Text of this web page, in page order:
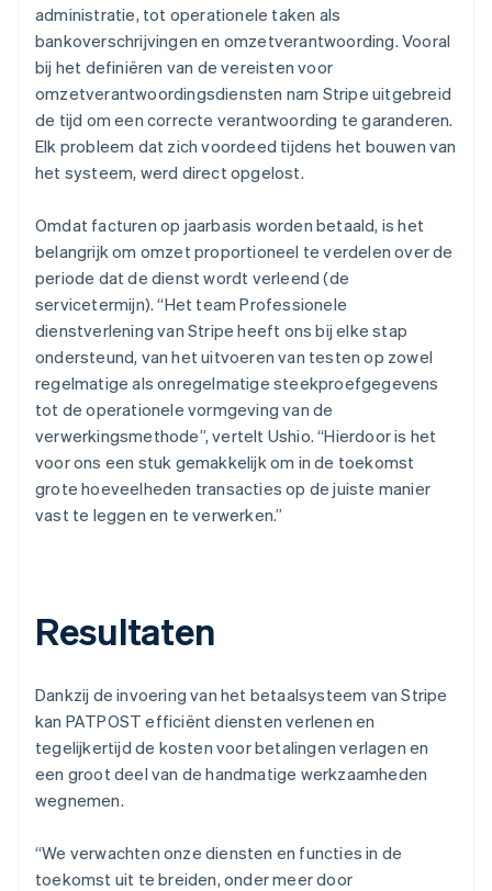
administratie, tot operationele taken als
bankoverschrijvingen en omzetverantwoording. Vooral
bij het definiëren van de vereisten voor
omzetverantwoordingsdiensten nam Stripe uitgebreid
de tijd om een correcte verantwoording te garanderen.
Elk probleem dat zich voordeed tijdens het bouwen van
het systeem, werd direct opgelost.
Omdat facturen op jaarbasis worden betaald, is het
belangrijk om omzet proportioneel te verdelen over de
periode dat de dienst wordt verleend (de
servicetermijn). “Het team Professionele
dienstverlening van Stripe heeft ons bij elke stap
ondersteund, van het uitvoeren van testen op zowel
regelmatige als onregelmatige steekproefgegevens
tot de operationele vormgeving van de
verwerkingsmethode”, vertelt Ushio. “Hierdoor is het
voor ons een stuk gemakkelijk om in de toekomst
grote hoeveelheden transacties op de juiste manier
vast te leggen en te verwerken.”
Resultaten
Dankzij de invoering van het betaalsysteem van Stripe
kan PATPOST efficiënt diensten verlenen en
tegelijkertijd de kosten voor betalingen verlagen en
een groot deel van de handmatige werkzaamheden
wegnemen.
“We verwachten onze diensten en functies in de
toekomst uit te breiden, onder meer door